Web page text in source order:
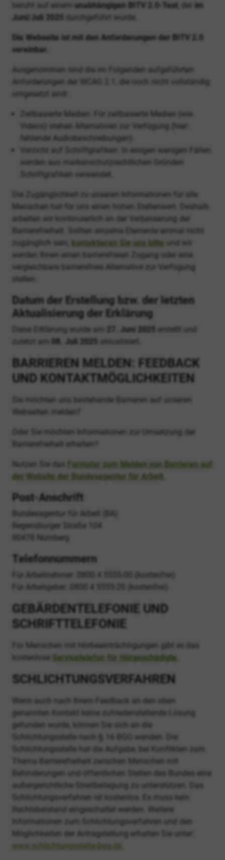
beruht auf einem unabhängigen BITV 2.0-Test , der im
Juni/Juli 2025
durchgeführt wurde.
Die Webseite ist mit den Anforderungen der BITV 2.0
vereinbar.
Ausgenommen sind die im Folgenden aufgeführten
Anforderungen der WCAG 2.1, die noch nicht vollständig
umgesetzt sind:
Zeitbasierte Medien: Für zeitbasierte Medien (wie
Videos) stehen Alternativen zur Verfügung (hier:
fehlende Audiobeschreibungen).
Verzicht auf Schriftgrafiken: In einigen wenigen Fällen
werden aus markenschutzrechtlichen Gründen
Schriftgrafiken verwendet.
Die Zugänglichkeit zu unseren Informationen für alle
Menschen hat für uns einen hohen Stellenwert. Deshalb
arbeiten wir kontinuierlich an der Verbesserung der
Barrierefreiheit. Sollten einzelne Elemente einmal nicht
zugänglich sein,
kontaktieren Sie uns bitte und wir
werden Ihnen einen barrierefreien Zugang oder eine
vergleichbare barrierefreie Alternative zur Verfügung
stellen.
Datum der Erstellung bzw. der letzten
Aktualisierung der Erklärung
Diese Erklärung wurde am 27. Juni 2025
erstellt und
zuletzt am
08. Juli 2025 aktualisiert.
BARRIEREN MELDEN: FEEDBACK
UND KONTAKTMÖGLICHKEITEN
Sie möchten uns bestehende Barrieren auf unseren
Webseiten melden?
Oder Sie möchten Informationen zur Umsetzung der
Barrierefreiheit erhalten?
Nutzen Sie das
Formular zum Melden von Barrieren auf
der Website der Bundesagentur für Arbeit
Post-Anschrift
Bundesagentur für Arbeit (BA)
Regensburger Straße 104
90478 Nürnberg
Telefonnummern
Für Arbeitnehmer: 0800 4 5555-00 (kostenfrei)
Für Arbeitgeber: 0800 4 5555-20 (kostenfrei)
GEBÄRDENTELEFONIE UND
SCHRIFTTELEFONIE
Für Menschen mit Hörbeeinträchtigungen gibt es das
kostenlose
Servicetelefon für Hörgeschädigte
SCHLICHTUNGSVERFAHREN
Wenn auch nach Ihrem Feedback an den oben
genannten Kontakt keine zufriedenstellende Lösung
gefunden wurde, können Sie sich an die
Schlichtungsstelle nach § 16 BGG wenden. Die
Schlichtungsstelle hat die Aufgabe, bei Konflikten zum
Thema Barrierefreiheit zwischen Menschen mit
Behinderungen und öffentlichen Stellen des Bundes eine
außergerichtliche Streitbeilegung zu unterstützen. Das
Schlichtungsverfahren ist kostenlos. Es muss kein
Rechtsbeistand eingeschaltet werden. Weitere
Informationen zum Schlichtungsverfahren und den
Möglichkeiten der Antragstellung erhalten Sie unter:
www.schlichtungsstelle-bgg.de.